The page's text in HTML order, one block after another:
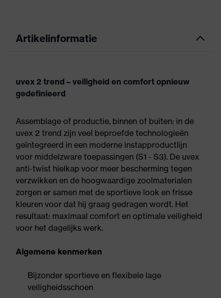
Artikelinformatie
uvex 2 trend – veiligheid en comfort opnieuw
gedefinieerd
Assemblage of productie, binnen of buiten: in de
uvex 2 trend zijn veel beproefde technologieën
geïntegreerd in een moderne instapproductlijn
voor middelzware toepassingen (S1 - S3). De uvex
anti-twist hielkap voor meer bescherming tegen
verzwikken en de hoogwaardige zoolmaterialen
zorgen er samen met de sportieve look en frisse
kleuren voor dat hij graag gedragen wordt. Het
resultaat: maximaal comfort en optimale veiligheid
voor het dagelijks werk.
Algemene kenmerken
Bijzonder sportieve en flexibele lage
veiligheidsschoen